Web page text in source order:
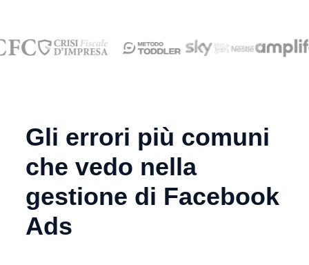
Gli errori più comuni
che vedo nella
gestione di Facebook
Ads